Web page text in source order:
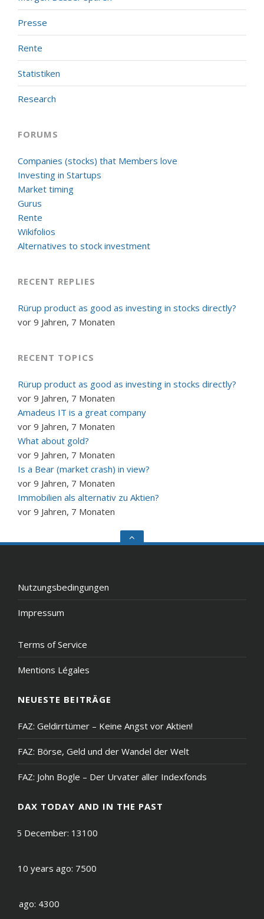
Presse
Rente
Statistiken
Research
FORUMS
Companies (stocks) that Members love
Investing in Startups
Market timing
Gurus
Rente
Wikifolios
Alternatives to stock investment
RECENT REPLIES
Rürup product as good as investing in stocks directly?
vor 9 Jahren, 7 Monaten
RECENT TOPICS
Rürup product as good as investing in stocks directly?
vor 9 Jahren, 7 Monaten
Amadeus IT is a great company
vor 9 Jahren, 7 Monaten
What about gold?
vor 9 Jahren, 7 Monaten
Is a Bear (market crash) in view?
vor 9 Jahren, 7 Monaten
Immobilien als alternativ zu Aktien?
vor 9 Jahren, 7 Monaten
Nutzungsbedingungen
Impressum
Terms of Service
Mentions Légales
NEUESTE BEITRÄGE
FAZ: Geldirrtümer – Keine Angst vor Aktien!
FAZ: Börse, Geld und der Wandel der Welt
FAZ: John Bogle – Der Urvater aller Indexfonds
DAX TODAY AND IN THE PAST
on 15 December: 13100
DAX 10 years ago: 7500
ago: 4300